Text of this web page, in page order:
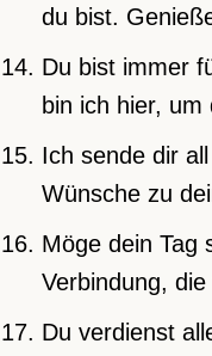
du bist.
Du bist immer
bin ich hier, um
Ich sende dir
Wünsche zu
Möge dein Tag
Verbindung,
Du verdienst